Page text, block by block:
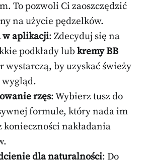
To pozwoli Ci zaoszczędzić
na użycie pędzelków.
aplikacji: Zdecyduj się na
podkłady lub kremy BB
wystarczą, by uzyskać świeży
rzęs: Wybierz tusz do
formule, który nada im
konieczności nakładania
dla naturalności: Do